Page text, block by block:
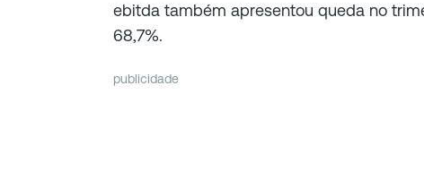
ebitda também apresentou queda no
68,7%.
publicidade